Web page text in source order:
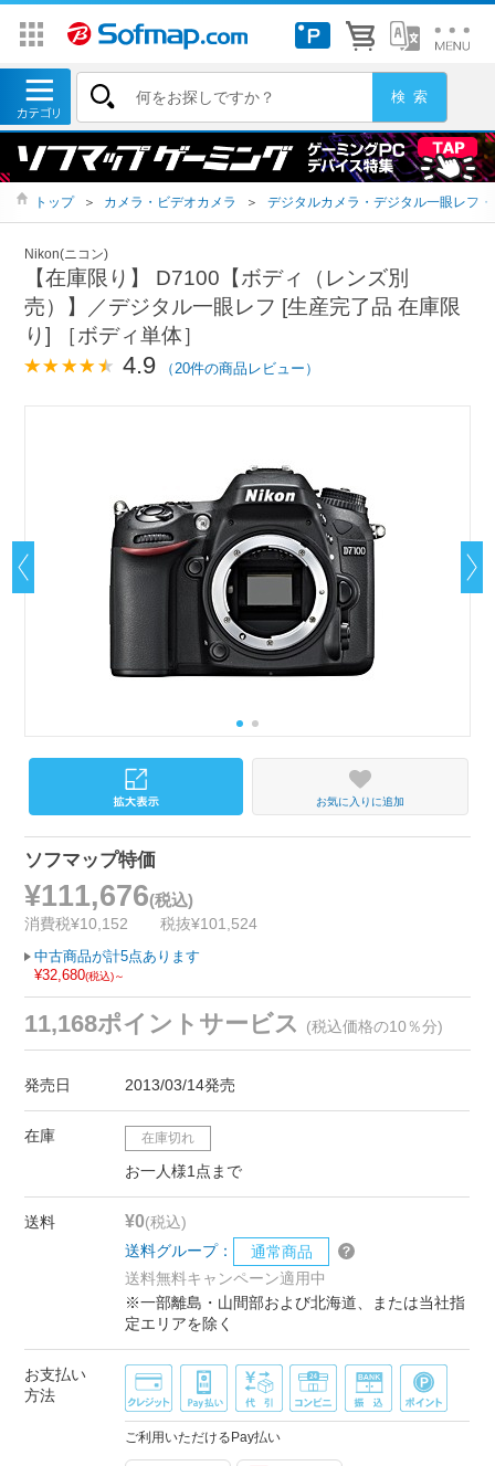
トップ ＞ カメラ・ビデオカメラ ＞ デジタルカメラ・デジタル一眼レフ
Nikon(ニコン)
【在庫限り】 D7100【ボディ（レンズ別
売）】／デジタル一眼レフ [生産完了品 在庫限
り] ［ボディ単体］
4.9 （20件の商品レビュー）
お気に入りに追加
ソフマップ特価
¥111,676(税込)
消費税¥10,152 税抜¥101,524
中古商品が計5点あります
¥32,680(税込)～
11,168ポイントサービス (税込価格の10％分)
発売日 2013/03/14発売
在庫 在庫切れ
お一人様1点まで
送料 ¥0(税込)
送料グループ：
通常商品
送料無料キャンペーン適用中
※一部離島・山間部および北海道、または当社指
定エリアを除く
お支払い
方法
ご利用いただけるPay払い